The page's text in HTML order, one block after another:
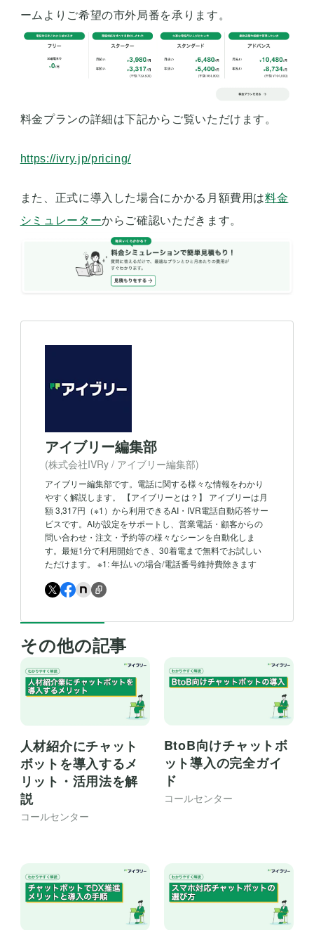
ームよりご希望の市外局番を承ります。
料金プランの詳細は下記からご覧いただけます。
https://ivry.jp/pricing/
また、正式に導入した場合にかかる月額費用は料金
シミュレーターからご確認いただきます。
アイブリー編集部
(株式会社IVRy / アイブリー編集部)
アイブリー編集部です。電話に関する様々な情報をわかり
やすく解説します。 【アイブリーとは？】 アイブリーは月
額 3,317円（※1）から利用できるAI・IVR電話自動応答サー
ビスです。AIが設定をサポートし、営業電話・顧客からの
問い合わせ・注文・予約等の様々なシーンを自動化しま
す。最短1分で利用開始でき、30着電まで無料でお試しい
ただけます。 ※1: 年払いの場合/電話番号維持費除きます
その他の記事
人材紹介にチャット
ボットを導入するメ
リット・活用法を解
説
コールセンター
BtoB向けチャットボ
ット導入の完全ガイ
ド
コールセンター